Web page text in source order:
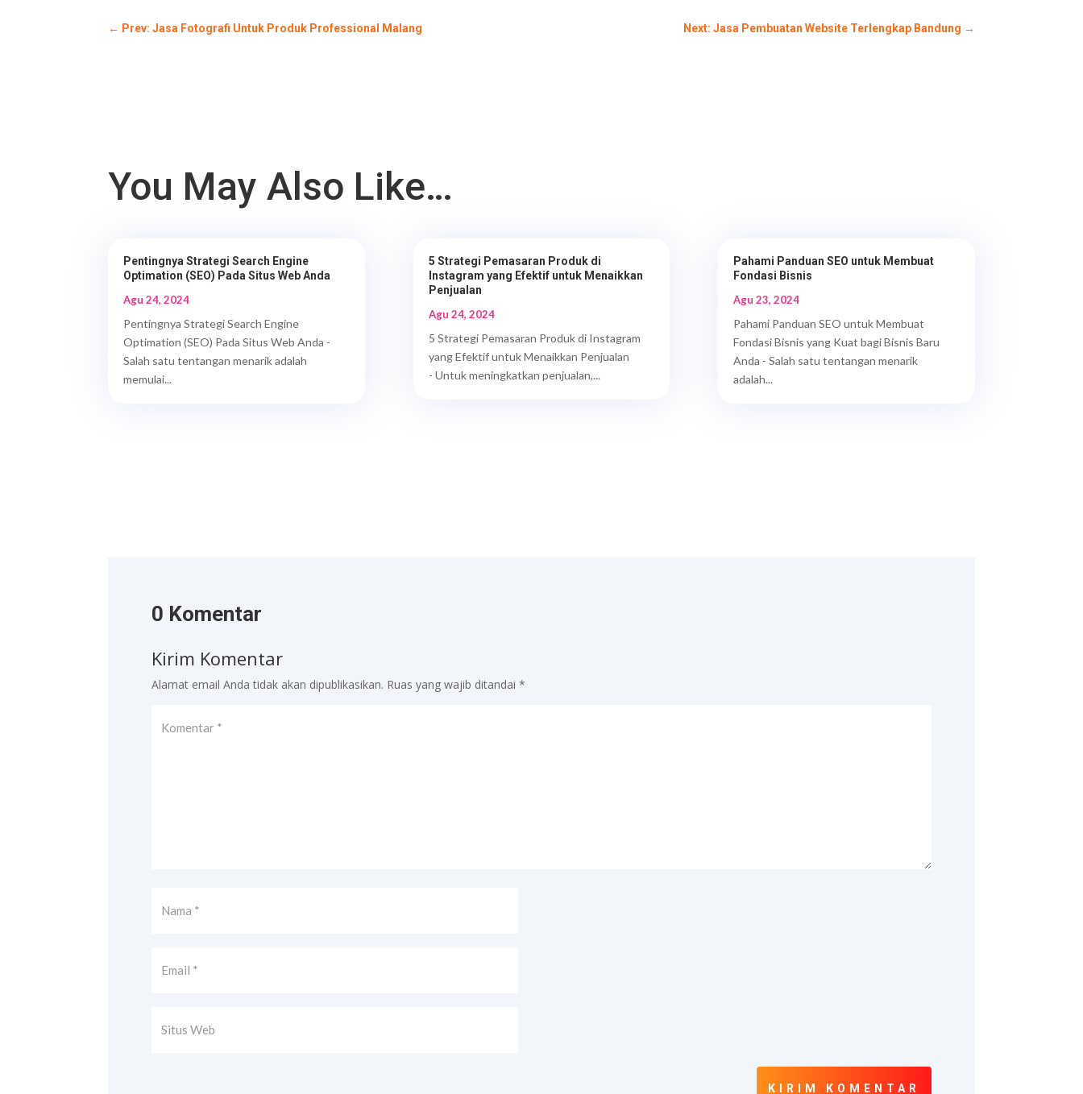
← Prev: Jasa Fotografi Untuk Produk Professional Malang Next: Jasa Pembuatan Website Terlengkap Bandung →
You May Also Like…
Pentingnya Strategi Search Engine
Optimation (SEO) Pada Situs Web Anda
Agu 24, 2024
Pentingnya Strategi Search Engine
Optimation (SEO) Pada Situs Web Anda -
Salah satu tentangan menarik adalah
memulai...
5 Strategi Pemasaran Produk di
Instagram yang Efektif untuk Menaikkan
Penjualan
Agu 24, 2024
5 Strategi Pemasaran Produk di Instagram
yang Efektif untuk Menaikkan Penjualan
- Untuk meningkatkan penjualan,...
Pahami Panduan SEO untuk Membuat
Fondasi Bisnis
Agu 23, 2024
Pahami Panduan SEO untuk Membuat
Fondasi Bisnis yang Kuat bagi Bisnis Baru
Anda - Salah satu tentangan menarik
adalah...
0 Komentar
Kirim Komentar
Alamat email Anda tidak akan dipublikasikan. Ruas yang wajib ditandai*
KIRIM KOMENTAR